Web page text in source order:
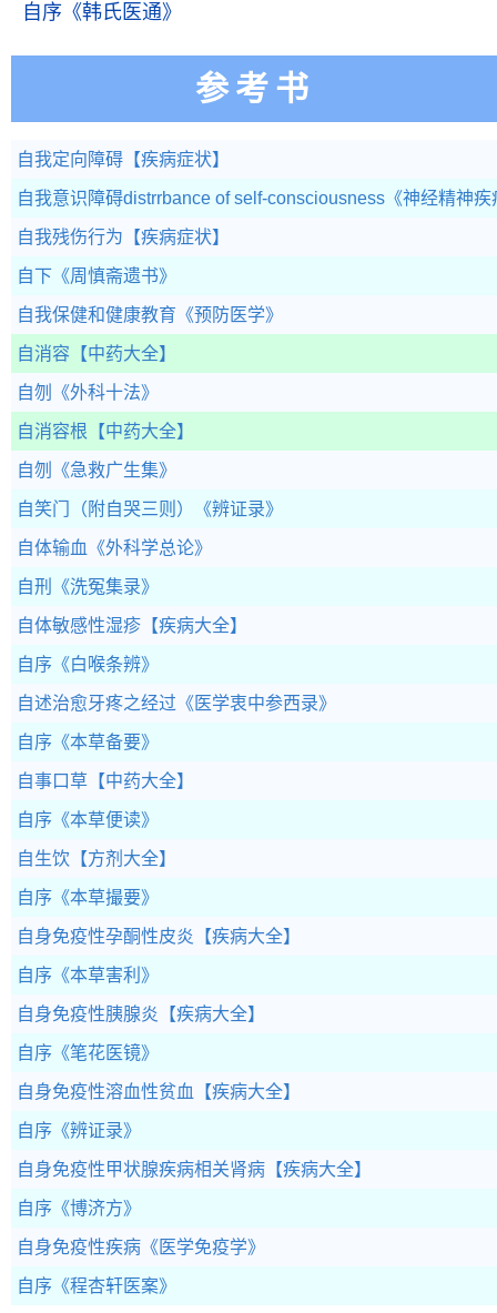
自序 《韩氏医通》
参考书
自我定向障碍 【疾病症状】
自我意识障碍distrrbance of self-consciousness 《神经精神
自我残伤行为 【疾病症状】
自下 《周慎斋遗书》
自我保健和健康教育 《预防医学》
自消容 【中药大全】
自刎 《外科十法》
自消容根 【中药大全】
自刎 《急救广生集》
自笑门（附自哭三则） 《辨证录》
自体输血 《外科学总论》
自刑 《洗冤集录》
自体敏感性湿疹 【疾病大全】
自序 《白喉条辨》
自述治愈牙疼之经过 《医学衷中参西录》
自序 《本草备要》
自事口草 【中药大全】
自序 《本草便读》
自生饮 【方剂大全】
自序 《本草撮要》
自身免疫性孕酮性皮炎 【疾病大全】
自序 《本草害利》
自身免疫性胰腺炎 【疾病大全】
自序 《笔花医镜》
自身免疫性溶血性贫血 【疾病大全】
自序 《辨证录》
自身免疫性甲状腺疾病相关肾病 【疾病大全】
自序 《博济方》
自身免疫性疾病 《医学免疫学》
自序 《程杏轩医案》